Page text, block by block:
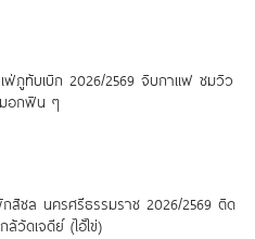
ฟ่ภูทับเบิก 2026/2569 จิบกาแฟ ชมวิว
มอกฟิน ๆ
สิชล นครศรีธรรมราช 2026/2569 ติด
กล้วัดเจดีย์ (ไอ้ไข่)